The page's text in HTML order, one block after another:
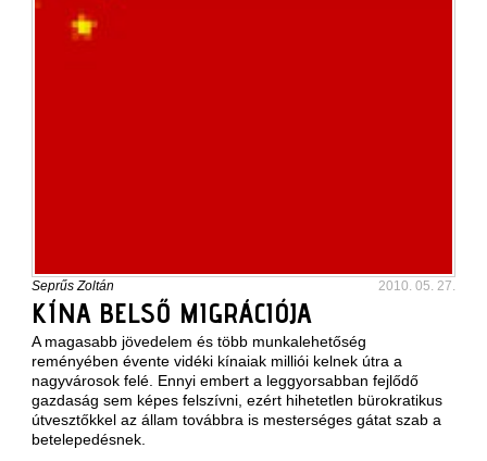
Seprűs Zoltán 2010. 05. 27.
KÍNA BELSŐ MIGRÁCIÓJA
A magasabb jövedelem és több munkalehetőség
reményében évente vidéki kínaiak milliói kelnek útra a
nagyvárosok felé. Ennyi embert a leggyorsabban fejlődő
gazdaság sem képes felszívni, ezért hihetetlen bürokratikus
útvesztőkkel az állam továbbra is mesterséges gátat szab a
betelepedésnek.